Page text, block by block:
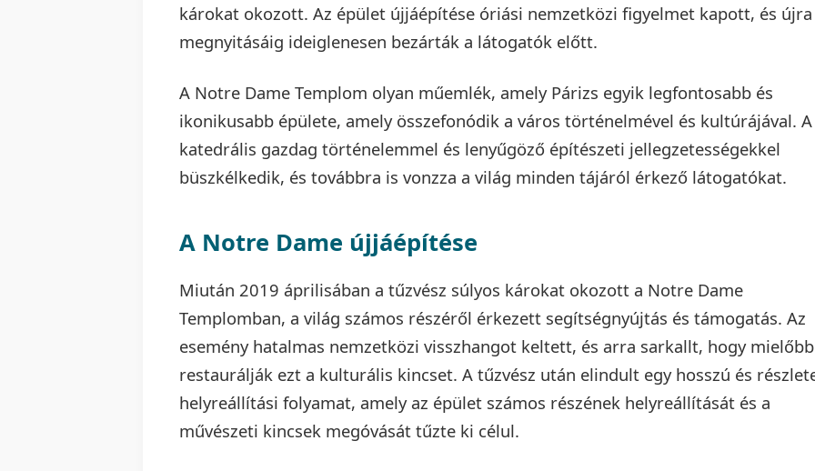
károkat okozott. Az épület újjáépítése óriási nemzetközi figyelmet kapott, és újra
megnyitásáig ideiglenesen bezárták a látogatók előtt.
A Notre Dame Templom olyan műemlék, amely Párizs egyik legfontosabb és
ikonikusabb épülete, amely összefonódik a város történelmével és kultúrájával. A
katedrális gazdag történelemmel és lenyűgöző építészeti jellegzetességekkel
büszkélkedik, és továbbra is vonzza a világ minden tájáról érkező látogatókat.
A Notre Dame újjáépítése
Miután 2019 áprilisában a tűzvész súlyos károkat okozott a Notre Dame
Templomban, a világ számos részéről érkezett segítségnyújtás és támogatás. Az
esemény hatalmas nemzetközi visszhangot keltett, és arra sarkallt, hogy mielőbb
restaurálják ezt a kulturális kincset. A tűzvész után elindult egy hosszú és
helyreállítási folyamat, amely az épület számos részének helyreállítását és a
művészeti kincsek megóvását tűzte ki célul.